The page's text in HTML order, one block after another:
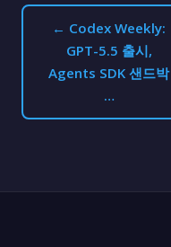
← Codex Weekly:
GPT-5.5 출시,
Agents SDK 샌드박
…